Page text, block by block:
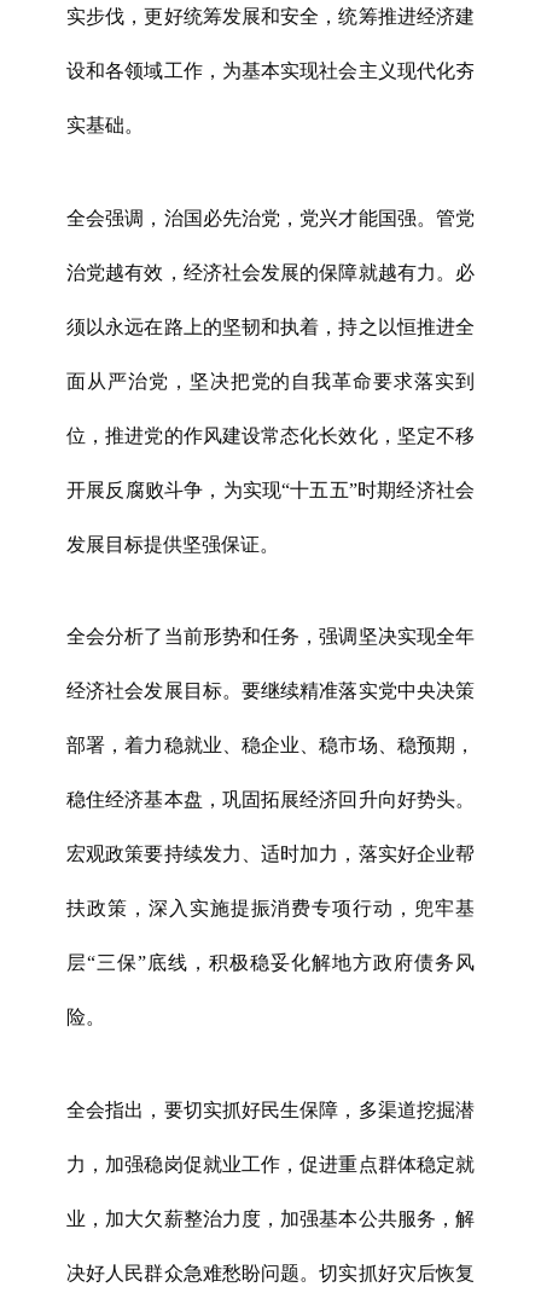
实步伐，更好统筹发展和安全，统筹推进经济建
设和各领域工作，为基本实现社会主义现代化夯
实基础。
全会强调，治国必先治党，党兴才能国强。管党
治党越有效，经济社会发展的保障就越有力。必
须以永远在路上的坚韧和执着，持之以恒推进全
面从严治党，坚决把党的自我革命要求落实到
位，推进党的作风建设常态化长效化，坚定不移
开展反腐败斗争，为实现“十五五”时期经济社会
发展目标提供坚强保证。
全会分析了当前形势和任务，强调坚决实现全年
经济社会发展目标。要继续精准落实党中央决策
部署，着力稳就业、稳企业、稳市场、稳预期，
稳住经济基本盘，巩固拓展经济回升向好势头。
宏观政策要持续发力、适时加力，落实好企业帮
扶政策，深入实施提振消费专项行动，兜牢基
层“三保”底线，积极稳妥化解地方政府债务风
险。
全会指出，要切实抓好民生保障，多渠道挖掘潜
力，加强稳岗促就业工作，促进重点群体稳定就
业，加大欠薪整治力度，加强基本公共服务，解
决好人民群众急难愁盼问题。切实抓好灾后恢复